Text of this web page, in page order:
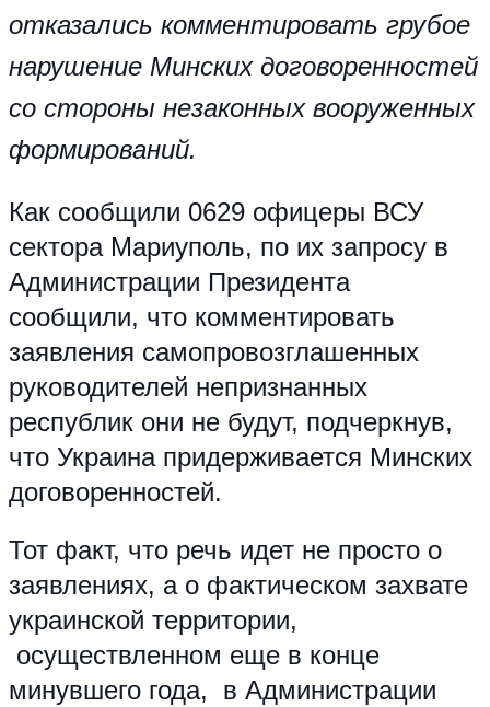
отказались комментировать грубое
нарушение Минских договоренностей
со стороны незаконных вооруженных
формирований.
Как сообщили 0629 офицеры ВСУ
сектора Мариуполь, по их запросу в
Администрации Президента
сообщили, что комментировать
заявления самопровозглашенных
руководителей непризнанных
республик они не будут, подчеркнув,
что Украина придерживается Минских
договоренностей.
Тот факт, что речь идет не просто о
заявлениях, а о фактическом захвате
украинской территории,
осуществленном еще в конце
минувшего года, в Администрации